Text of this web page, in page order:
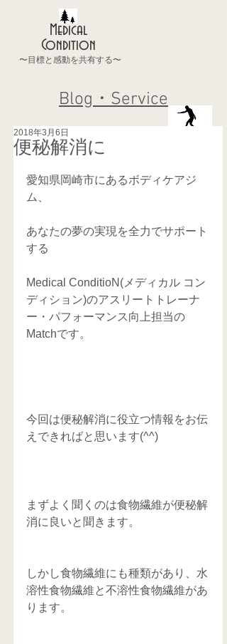
Medical
Condition
〜目標と感動を共有する〜
Blog・Service
便秘解消に
2018年3月6日
愛知県岡崎市にあるボディケアジ
ム、
あなたの夢の実現を全力でサポート
する
Medical ConditioN(メディカル コン
ディション)のアスリートトレーナ
ー・パフォーマンス向上担当の
Matchです。
今回は便秘解消に役立つ情報をお伝
えできればと思います(^^)
まずよく聞くのは食物繊維が便秘解
消に良いと聞きます。
しかし食物繊維にも種類があり、水
溶性食物繊維と不溶性食物繊維があ
ります。